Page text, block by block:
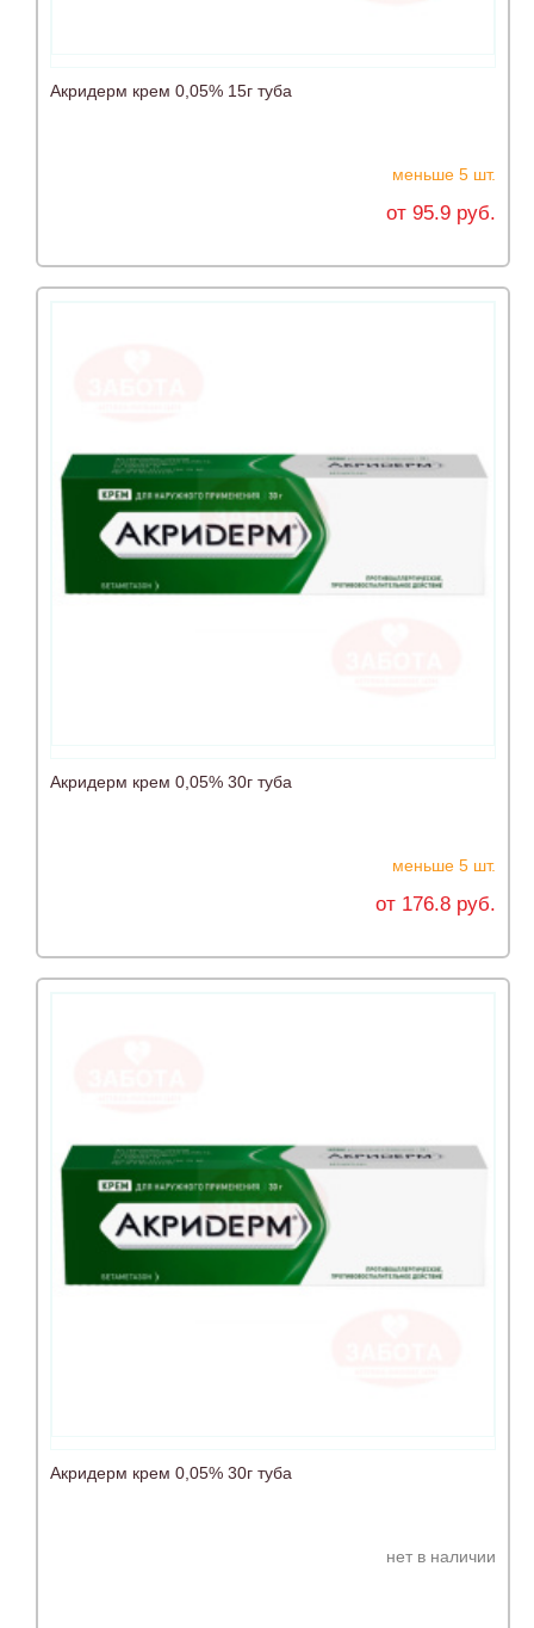
Акридерм крем 0,05% 15г туба
меньше 5 шт.
от 95.9 руб.
Акридерм крем 0,05% 30г туба
меньше 5 шт.
от 176.8 руб.
Акридерм крем 0,05% 30г туба
нет в наличии